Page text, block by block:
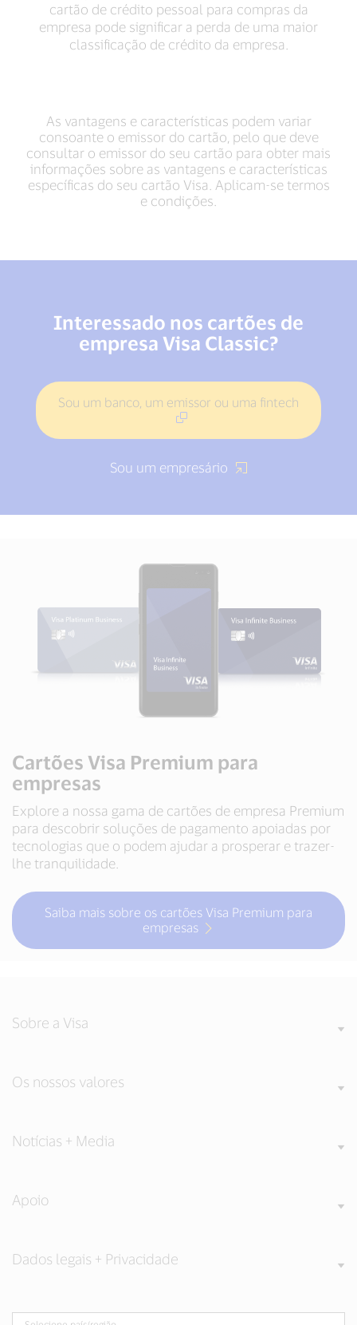
cartão de crédito pessoal para compras da
empresa pode significar a perda de uma maior
classificação de crédito da empresa.
As vantagens e características podem variar
consoante o emissor do cartão, pelo que deve
consultar o emissor do seu cartão para obter mais
informações sobre as vantagens e características
específicas do seu cartão Visa. Aplicam-se termos
e condições.
Interessado nos cartões de
empresa Visa Classic?
Sou um banco, um emissor ou uma fintech
Sou um empresário
Cartões Visa Premium para
empresas
Explore a nossa gama de cartões de empresa Premium
para descobrir soluções de pagamento apoiadas por
tecnologias que o podem ajudar a prosperar e trazer-
lhe tranquilidade.
Saiba mais sobre os cartões Visa Premium para
empresas
Sobre a Visa
Os nossos valores
Notícias + Media
Apoio
Dados legais + Privacidade